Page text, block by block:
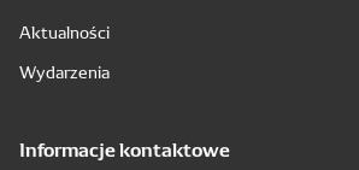
Aktualności
Wydarzenia
Informacje kontaktowe